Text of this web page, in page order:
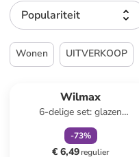
Populariteit
Wonen UITVERKOOP
Wilmax
6-delige set: glazen
transparant - 80 ml
-73%
€ 6,49regulier